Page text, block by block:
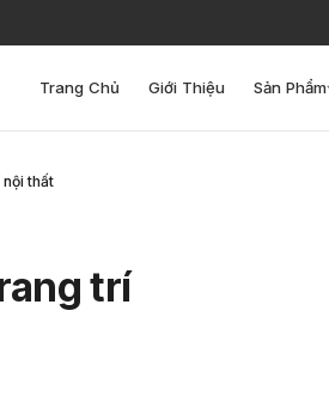
Trang Chủ Giới Thiệu Sản Phẩm
thất
trí